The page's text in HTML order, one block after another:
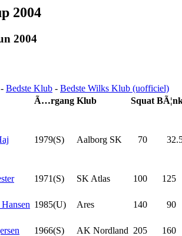
2004
2004
- Bedste Klub - Bedste Wilks Klub (uofficiel)
Ã…rgang Klub Squat
1979(S) Aalborg SK 70
1971(S) SK Atlas 100 125
1985(U) Ares 140 90
1966(S) AK Nordland 205 160